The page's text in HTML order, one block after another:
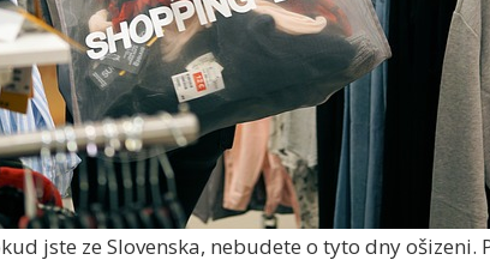
jste ze Slovenska, nebudete o tyto dny ošizeni.